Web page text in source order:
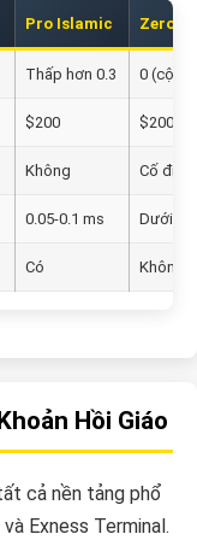
Pro Islamic Zero
Thấp hơn 0.3 0 (cộng
$200 $200
Không Cố định
0.05-0.1 ms Dưới
Có Không
Hồi Giáo
cả nền tảng phổ
Exness Terminal.